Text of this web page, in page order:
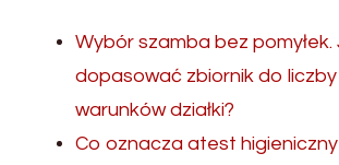
Wybór szamba bez pomyłek.
dopasować zbiornik do
warunków działki?
Co oznacza atest higieniczny